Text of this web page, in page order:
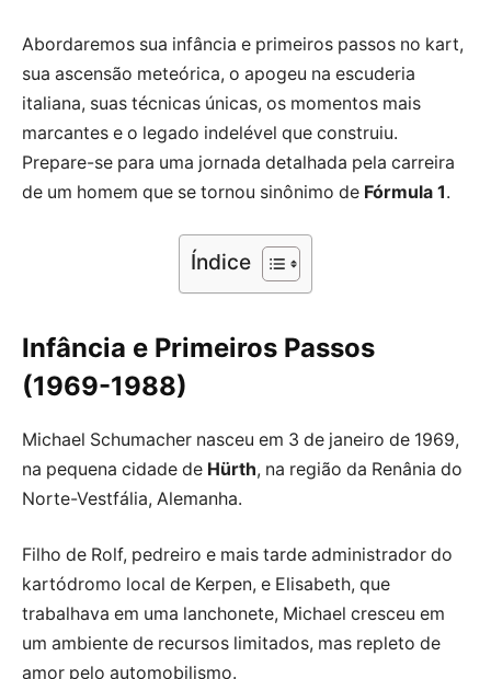
Abordaremos sua infância e primeiros passos no kart,
sua ascensão meteórica, o apogeu na escuderia
italiana, suas técnicas únicas, os momentos mais
marcantes e o legado indelével que construiu.
Prepare-se para uma jornada detalhada pela carreira
de um homem que se tornou sinônimo de Fórmula 1.
Índice
Infância e Primeiros Passos
(1969-1988)
Michael Schumacher nasceu em 3 de janeiro de 1969,
na pequena cidade de Hürth, na região da Renânia do
Norte-Vestfália, Alemanha.
Filho de Rolf, pedreiro e mais tarde administrador do
kartódromo local de Kerpen, e Elisabeth, que
trabalhava em uma lanchonete, Michael cresceu em
um ambiente de recursos limitados, mas repleto de
amor pelo automobilismo.